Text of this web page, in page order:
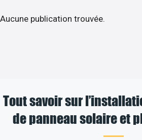
Aucune publication trouvée.
Tout savoir sur
de panneau solaire et